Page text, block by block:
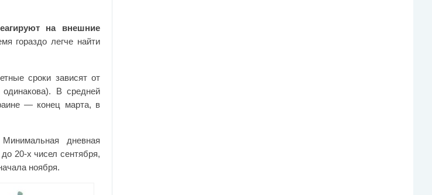
на внешние
гораздо легче найти
сроки зависят от
В средней
— конец марта, в
дневная
20-х чисел сентября,
ноября.